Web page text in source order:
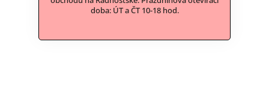
doba: ÚT a ČT 10-18 hod.